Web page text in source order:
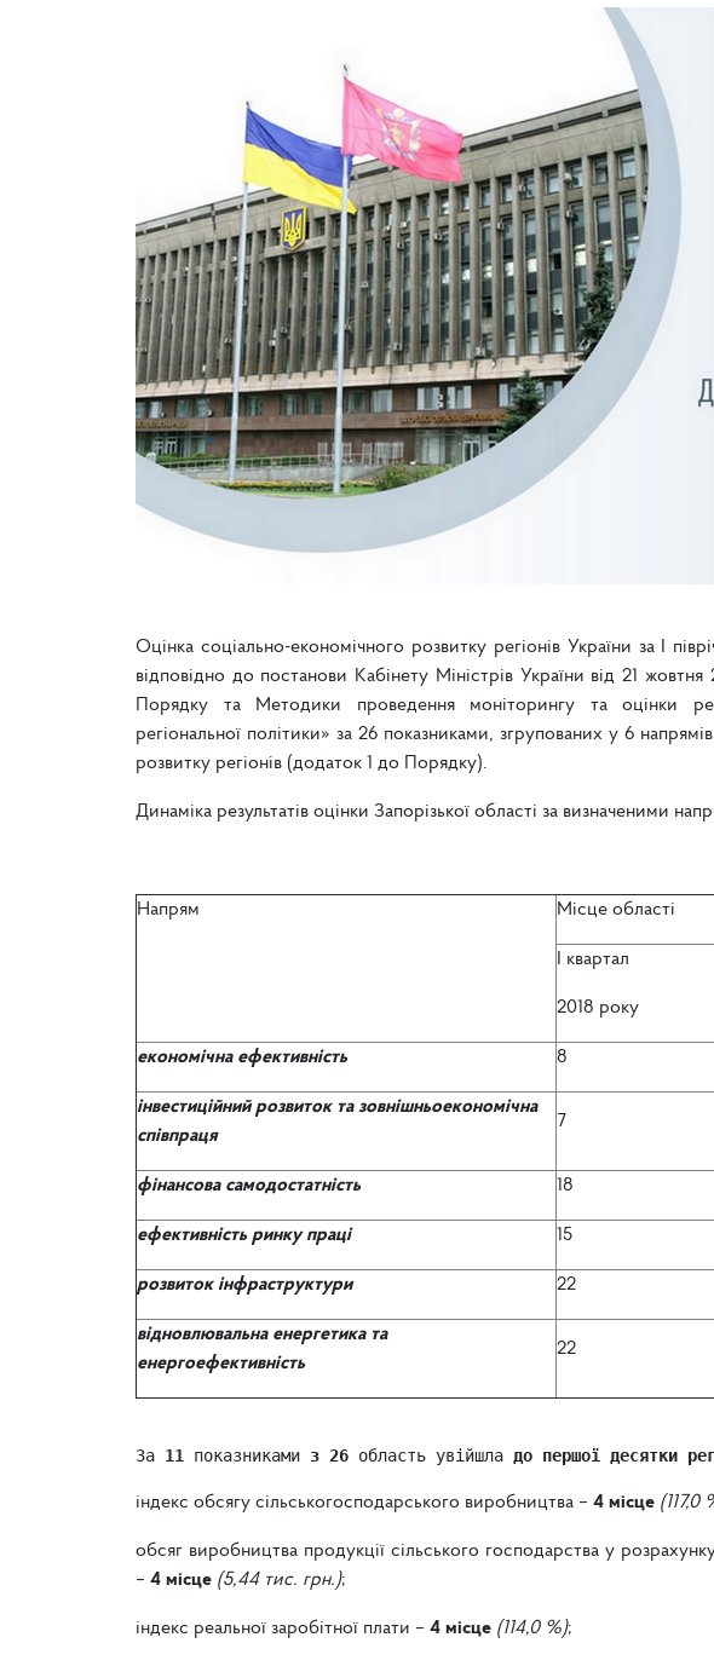
Оцінка соціально-економічного розвитку регіонів України за І
відповідно до постанови Кабінету Міністрів України від 21
Порядку та Методики проведення моніторингу та оцінки
регіональної політики» за 26 показниками, згрупованих у 6
розвитку регіонів (додаток 1 до Порядку).
Динаміка результатів оцінки Запорізької області за визначеними
Напрям Місце області
І квартал
2018 року
економічна ефективність 8
інвестиційний розвиток та зовнішньоекономічна
співпраця
7
фінансова самодостатність 18
ефективність ринку праці 15
розвиток інфраструктури 22
відновлювальна енергетика та
енергоефективність
22
За 11 показниками з 26 область увійшла до першої десятки
індекс обсягу сільськогосподарського виробництва – 4 місце (117,0
обсяг виробництва продукції сільського господарства у
– 4 місце (5,44 тис. грн.);
індекс реальної заробітної плати – 4 місце (114,0 %);